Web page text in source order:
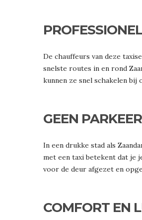
De chauffeurs van deze
snelste routes in en rond
kunnen ze snel schakelen
GEEN
In een drukke stad als
met een taxi betekent dat je
voor de deur afgezet en
COMFORT EN